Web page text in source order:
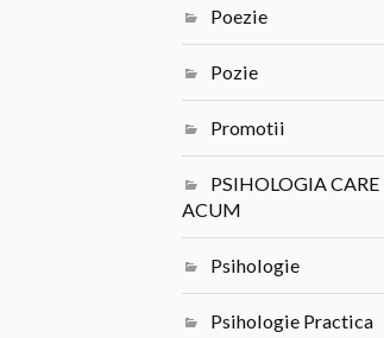
Poezie
Pozie
Promotii
PSIHOLOGIA
ACUM
Psihologie
Psihologie Practica